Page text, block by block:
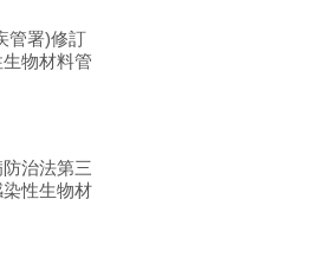
管署)修訂
生物材料管
治法第三
性生物材